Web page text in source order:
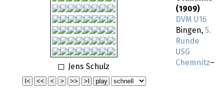
Jens Schulz
(1909)
DVM U16
Bingen, 5.
Runde
USG
Chemnitz–